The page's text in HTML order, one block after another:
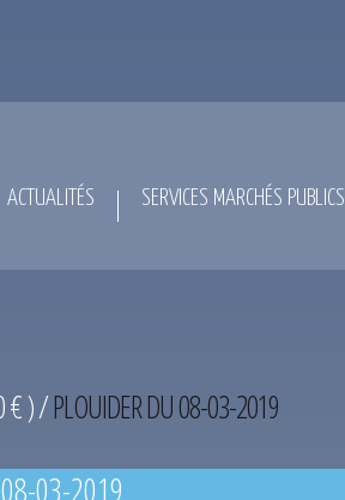
ACTUALITÉS SERVICES MARCHÉS PUBLICS
€ )/PLOUIDER DU 08-03-2019
03-2019